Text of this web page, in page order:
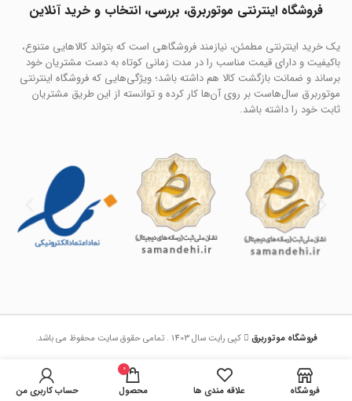
فروشگاه اینترنتی موتوربرق، بررسی، انتخاب و خرید آنلاین
یک خرید اینترنتی مطمئن، نیازمند فروشگاهی است که بتواند کالاهایی متنوع،
باکیفیت و دارای قیمت مناسب را در مدت زمانی کوتاه به دست مشتریان خود
برساند و ضمانت بازگشت کالا هم داشته باشد؛ ویژگی‌هایی که فروشگاه اینترنتی
موتوربرق سال‌هاست بر روی آن‌ها کار کرده و توانسته از این طریق مشتریان
ثابت خود را داشته باشد.
فروشگاه موتوربرق کپی رایت سال 1403 . تمامی حقوق سایت محفوظ می باشد.
فروشگاه علاقه مندی ها
0
محصول حساب کاربری من